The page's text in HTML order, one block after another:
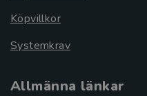
Köpvillkor
Systemkrav
Allmänna länkar